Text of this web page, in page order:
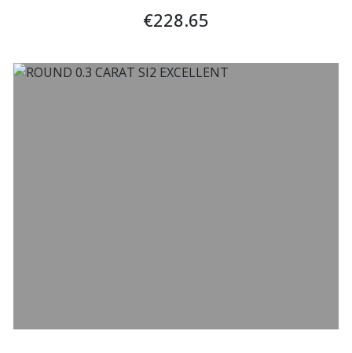
EXCELENTE
€228.65